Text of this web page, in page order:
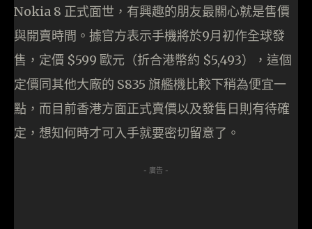
Nokia 8 正式面世，有興趣的朋友最關心就是售價
與開賣時間。據官方表示手機將於9月初作全球發
售，定價 $599 歐元（折合港幣約 $5,493），這個
定價同其他大廠的 S835 旗艦機比較下稍為便宜一
點，而目前香港方面正式賣價以及發售日則有待確
定，想知何時才可入手就要密切留意了。
- 廣告 -